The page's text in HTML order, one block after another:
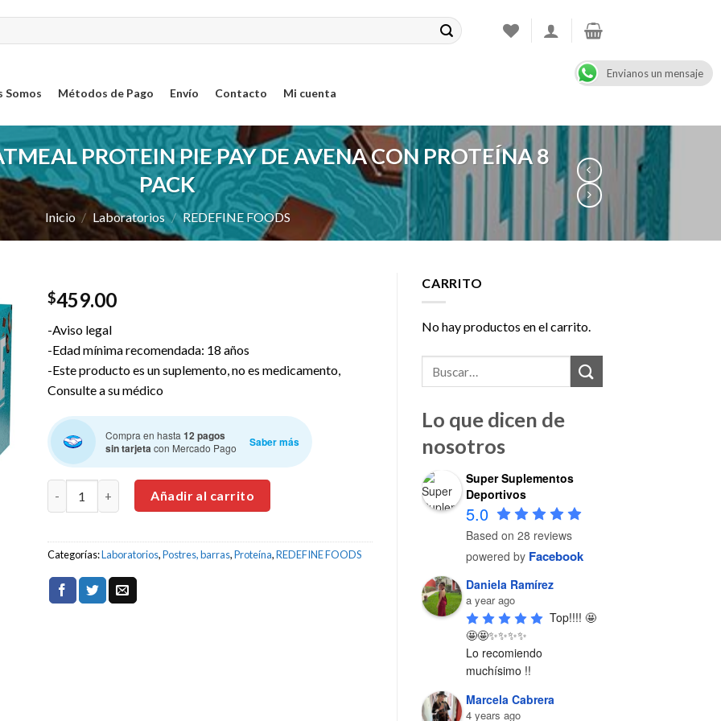
Somos Métodos de Pago Envío Contacto Mi cuenta
PROTEIN PIE PAY DE AVENA CON PROTEÍNA 8
PACK
Inicio / Laboratorios / REDEFINE FOODS
$459.00
-Aviso legal
-Edad mínima recomendada: 18 años
-Este producto es un suplemento, no es medicamento,
Consulte a su médico
Compra en hasta12 pagos
sin tarjetacon Mercado Pago Saber más
REDEFINE FOODS OATMEAL PROTEIN PIE PAY DE AVENA CON PROTEÍNA 8 PACK cantidad
Añadir al carrito
Categorías:Laboratorios,Postres, barras,Proteína,REDEFINE FOODS
CARRITO
No hay productos en el carrito.
Lo que dicen de
nosotros
Super Suplementos
Deportivos
5.0
Based on 28 reviews
powered by Facebook
Daniela Ramírez
a year ago
Top!!!! 🤩
🤩🤩✨✨✨✨
Lo recomiendo
muchísimo !!
Marcela Cabrera
4 years ago
Envianos un mensaje